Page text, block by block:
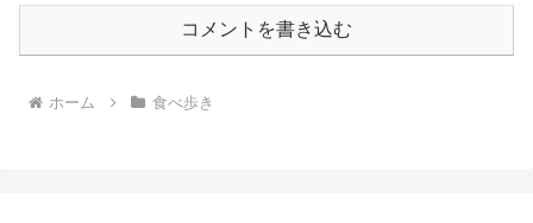
コメントを書き込む
ホーム 食べ歩き